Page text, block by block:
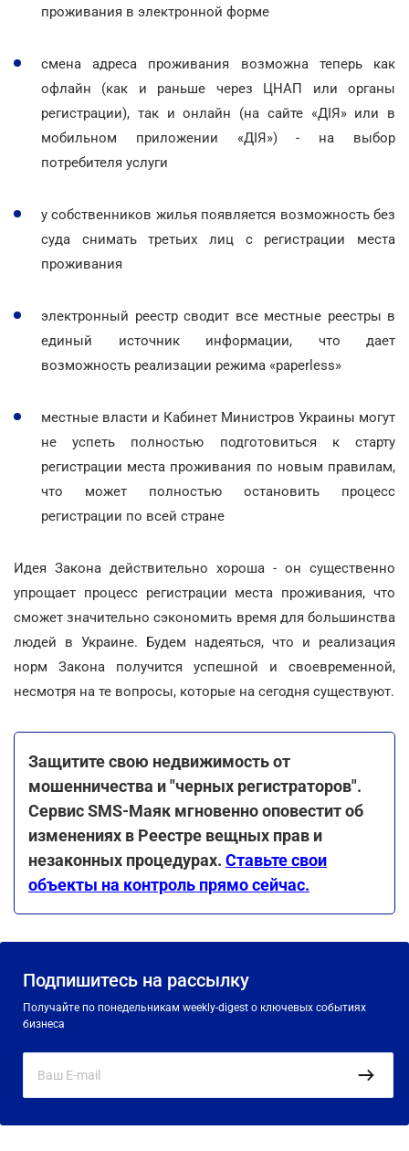
проживания в электронной форме
смена адреса проживания возможна теперь как
офлайн (как и раньше через ЦНАП или органы
регистрации), так и онлайн (на сайте «ДІЯ» или в
мобильном приложении «ДІЯ») - на выбор
потребителя услуги
у собственников жилья появляется возможность без
суда снимать третьих лиц с регистрации места
проживания
электронный реестр сводит все местные реестры в
единый источник информации, что дает
возможность реализации режима «paperless»
местные власти и Кабинет Министров Украины могут
не успеть полностью подготовиться к старту
регистрации места проживания по новым правилам,
что может полностью остановить процесс
регистрации по всей стране
Идея Закона действительно хороша - он существенно
упрощает процесс регистрации места проживания, что
сможет значительно сэкономить время для большинства
людей в Украине. Будем надеяться, что и реализация
норм Закона получится успешной и своевременной,
несмотря на те вопросы, которые на сегодня существуют.
Защитите свою недвижимость от
мошенничества и "черных регистраторов".
Сервис SMS-Маяк мгновенно оповестит об
изменениях в Реестре вещных прав и
незаконных процедурах. Ставьте свои
объекты на контроль прямо сейчас.
Подпишитесь на рассылку
Получайте по понедельникам weekly-digest о ключевых событиях
бизнеса